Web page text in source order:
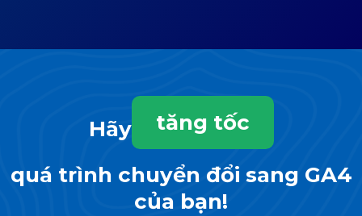
Hãy tăng tốc
quá trình chuyển đổi sang GA4
của bạn!